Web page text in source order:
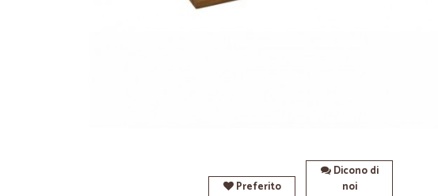
Preferito
Dicono di
noi